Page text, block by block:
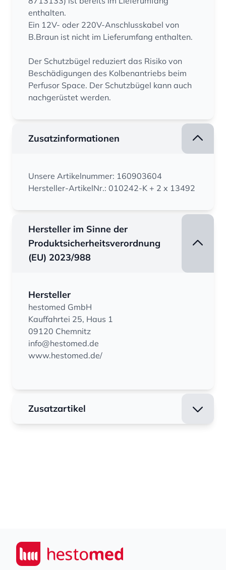
enthalten.
Ein 12V- oder 220V-Anschlusskabel von
B.Braun ist nicht im Lieferumfang enthalten.
Der Schutzbügel reduziert das Risiko von
Beschädigungen des Kolbenantriebs beim
Perfusor Space. Der Schutzbügel kann auch
nachgerüstet werden.
Zusatzinformationen
Unsere Artikelnummer: 160903604
Hersteller-ArtikelNr.: 010242-K + 2 x 13492
Hersteller im Sinne der
Produktsicherheitsverordnung
(EU) 2023/988
Hersteller
hestomed GmbH
Kauffahrtei 25, Haus 1
09120 Chemnitz
info@hestomed.de
www.hestomed.de/
Zusatzartikel
Seiwert GmbH